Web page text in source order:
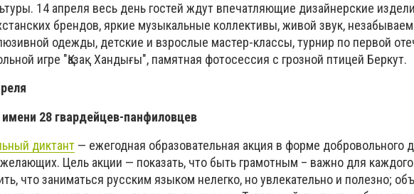
14 апреля весь день гостей ждут впечатляющие дизайнерские
брендов, яркие музыкальные коллективы, живой звук,
одежды, детские и взрослые мастер-классы, турнир по первой
игре "Қазақ Хандығы", памятная фотосессия с грозной птицей Беркут.
28 гвардейцев-панфиловцев
диктант — ежегодная образовательная акция в форме добровольного
Цель акции — показать, что быть грамотным – важно для
что заниматься русским языком нелегко, но увлекательно и полезно;